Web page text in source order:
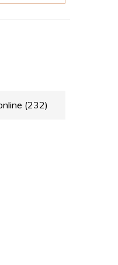
(232)